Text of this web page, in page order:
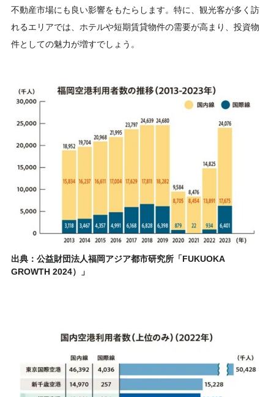
不動産市場にも良い影響をもたらします。特に、観光客が多く訪
れるエリアでは、ホテルや短期賃貸物件の需要が高まり、投資物
件としての魅力が増すでしょう。
出典：公益財団法人福岡アジア都市研究所「FUKUOKA
GROWTH 2024）」